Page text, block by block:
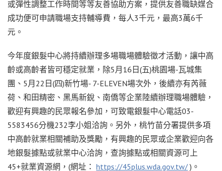
或彈性調整工作時間等等友善協助方案，提供友善職缺媒合
成功便可申請職場支持輔導費，每人3千元，最高3萬6千
元。
今年度銀髮中心將持續辦理多場職場體驗徵才活動，讓中高
齡或高齡者皆可穩定就業，除5月16日(五)桃園場-瓦城集
團、5月22日(四)新竹場- 7-ELEVEN場次外，後續亦有芮薇
荷、和田精密、黑馬新銳、南僑等企業陸續辦理職場體驗，
歡迎有興趣的民眾報名參加，可致電銀髮中心電話03-
5583456分機232李小姐洽詢。另外，桃竹苗分署提供多項
中高齡就業相關補助及獎勵，有興趣的民眾或企業歡迎向各
地銀髮據點或就業中心洽詢，查詢據點或相關資源可上
45+就業資源網，(網址： https://45plus.wda.gov.tw/)。